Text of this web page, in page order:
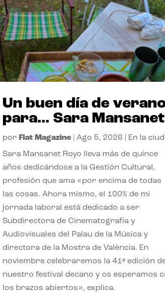
Un buen día de
para… Sara Mansanet
por Flat Magazine| Ago 5, 2026 En la
Sara Mansanet Royo lleva más de quince
años dedicándose a la Gestión Cultural,
profesión que ama «por encima de todas
las cosas. Ahora mismo, el 100% de mi
jornada laboral está dedicado a ser
Subdirectora de Cinematografía y
Audiovisuales del Palau de la Música y
directora de la Mostra de València. En
noviembre celebraremos la 41ª edición
nuestro festival decano y os esperamos
los brazos abiertos», explica.